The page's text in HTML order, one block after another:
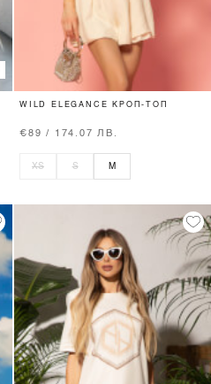
WILD ELEGANCE КРОП-ТОП
€89 / 174.07 ЛВ.
XS S M